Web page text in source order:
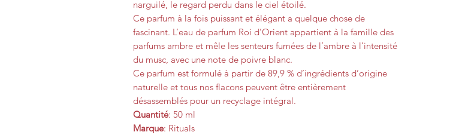
narguilé, le regard perdu dans le ciel étoilé.
Ce parfum à la fois puissant et élégant a quelque chose de
fascinant. L’eau de parfum Roi d’Orient appartient à la famille des
parfums ambre et mêle les senteurs fumées de l’ambre à l’intensité
du musc, avec une note de poivre blanc.
Ce parfum est formulé à partir de 89,9 % d’ingrédients d’origine
naturelle et tous nos flacons peuvent être entièrement
désassemblés pour un recyclage intégral.
Quantité: 50 ml
Marque: Rituals